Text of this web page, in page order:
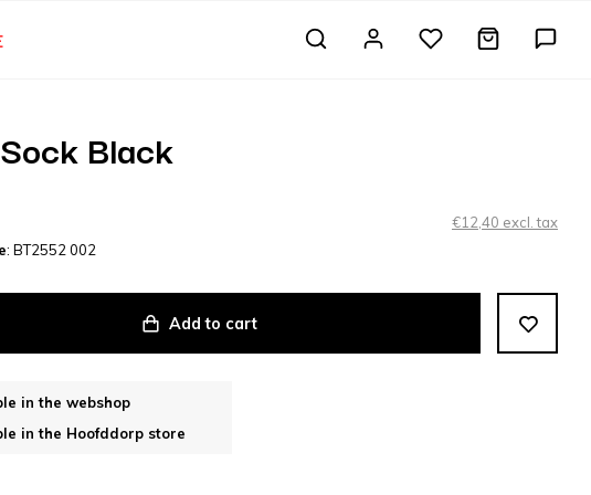
Black
€12,40 excl. tax
: BT2552 002
Add to cart
in the webshop
in the Hoofddorp store